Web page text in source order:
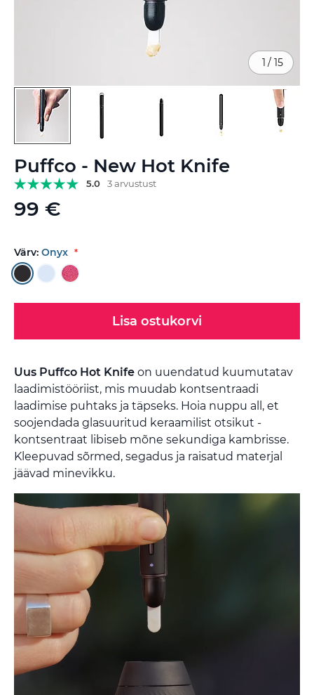
Puffco - New Hot Knife
5.0 3 arvustust
99 €
Värv: Onyx
Lisa ostukorvi
Uus Puffco Hot Knife on uuendatud kuumutatav
laadimistööriist, mis muudab kontsentraadi
laadimise puhtaks ja täpseks. Hoia nuppu all, et
soojendada glasuuritud keraamilist otsikut -
kontsentraat libiseb mõne sekundiga kambrisse.
Kleepuvad sõrmed, segadus ja raisatud materjal
jäävad minevikku.
1 / 15
to
the
beginning
of
gallery